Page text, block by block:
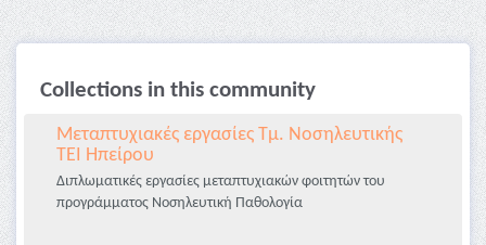
Collections in this community
Μεταπτυχιακές εργασίες Τμ. Νοσηλευτικής
ΤΕΙ Ηπείρου
Διπλωματικές εργασίες μεταπτυχιακών φοιτητών του
προγράμματος Νοσηλευτική Παθολογία